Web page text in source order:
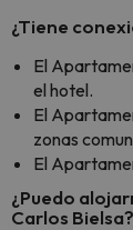
¿Tiene
El
el hotel.
El
zonas
El
¿Puedo
Carlos Bielsa?